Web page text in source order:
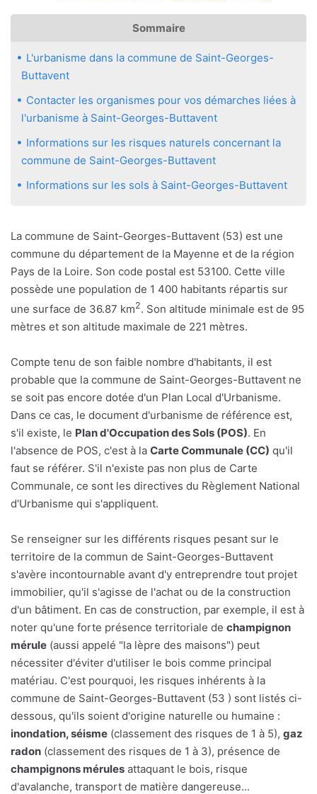
Sommaire
L'urbanisme dans la commune de Saint-Georges-
Buttavent
Contacter les organismes pour vos démarches liées à
l'urbanisme à Saint-Georges-Buttavent
Informations sur les risques naturels concernant la
commune de Saint-Georges-Buttavent
Informations sur les sols à Saint-Georges-Buttavent
La commune de Saint-Georges-Buttavent (53) est une
commune du département de la Mayenne et de la région
Pays de la Loire. Son code postal est 53100. Cette ville
possède une population de 1 400 habitants répartis sur
une surface de 36.87 km2. Son altitude minimale est de 95
mètres et son altitude maximale de 221 mètres.
Compte tenu de son faible nombre d'habitants, il est
probable que la commune de Saint-Georges-Buttavent ne
se soit pas encore dotée d'un Plan Local d'Urbanisme.
Dans ce cas, le document d'urbanisme de référence est,
s'il existe, le Plan d'Occupation des Sols (POS). En
l'absence de POS, c'est à la Carte Communale (CC) qu'il
faut se référer. S'il n'existe pas non plus de Carte
Communale, ce sont les directives du Règlement National
d'Urbanisme qui s'appliquent.
Se renseigner sur les différents risques pesant sur le
territoire de la commun de Saint-Georges-Buttavent
s'avère incontournable avant d'y entreprendre tout projet
immobilier, qu'il s'agisse de l'achat ou de la construction
d'un bâtiment. En cas de construction, par exemple, il est à
noter qu'une forte présence territoriale de champignon
mérule (aussi appelé "la lèpre des maisons") peut
nécessiter d'éviter d'utiliser le bois comme principal
matériau. C'est pourquoi, les risques inhérents à la
commune de Saint-Georges-Buttavent (53 ) sont listés ci-
dessous, qu'ils soient d'origine naturelle ou humaine :
inondation, séisme (classement des risques de 1 à 5), gaz
radon (classement des risques de 1 à 3), présence de
champignons mérules attaquant le bois, risque
d'avalanche, transport de matière dangereuse...